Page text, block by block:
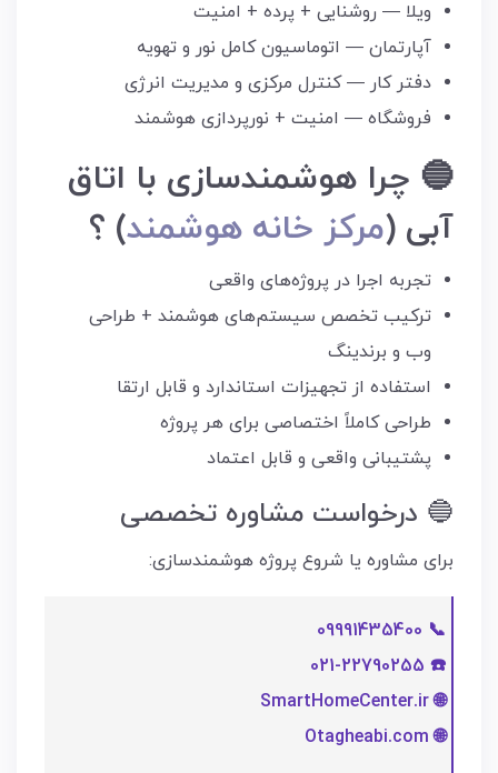
ویلا — روشنایی + پرده + امنیت
آپارتمان — اتوماسیون کامل نور و تهویه
دفتر کار — کنترل مرکزی و مدیریت انرژی
فروشگاه — امنیت + نورپردازی هوشمند
🔵 چرا هوشمندسازی با اتاق
آبی (مرکز خانه هوشمند) ؟
تجربه اجرا در پروژه‌های واقعی
ترکیب تخصص سیستم‌های هوشمند + طراحی
وب و برندینگ
استفاده از تجهیزات استاندارد و قابل ارتقا
طراحی کاملاً اختصاصی برای هر پروژه
پشتیبانی واقعی و قابل اعتماد
🔵 درخواست مشاوره تخصصی
برای مشاوره یا شروع پروژه هوشمندسازی:
📞 09991435400
☎️ 021-22790255
🌐 SmartHomeCenter.ir
🌐 Otagheabi.com